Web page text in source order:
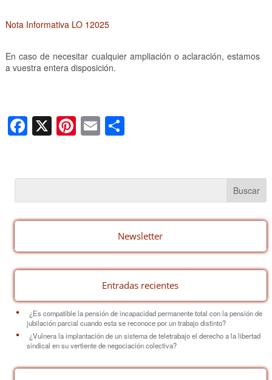
Nota Informativa LO 12025
En caso de necesitar cualquier ampliación o aclaración, estamos
a vuestra entera disposición.
F
a
e
b
o
k
X Pi
nt
e
st
E
m
C
p
ar
tir
Newsletter
Entradas recientes
¿Es compatible la pensión de incapacidad permanente total con la pensión de
jubilación parcial cuando esta se reconoce por un trabajo distinto?
¿Vulnera la implantación de un sistema de teletrabajo el derecho a la libertad
sindical en su vertiente de negociación colectiva?